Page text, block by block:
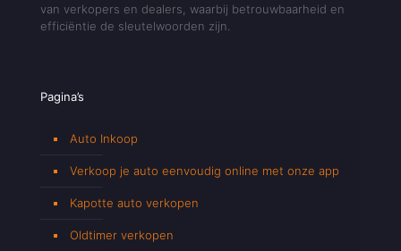
van verkopers en dealers, waarbij betrouwbaarheid en
efficiëntie de sleutelwoorden zijn.
Pagina’s
Auto Inkoop
Verkoop je auto eenvoudig online met onze app
Kapotte auto verkopen
Oldtimer verkopen